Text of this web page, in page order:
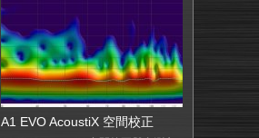
A1 EVO AcoustiX 空間校正